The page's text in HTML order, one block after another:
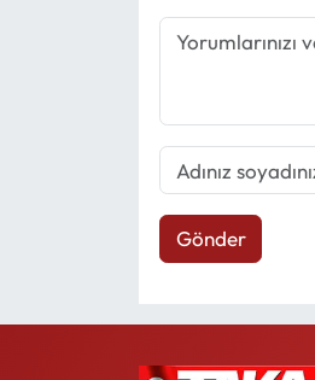
Gönder